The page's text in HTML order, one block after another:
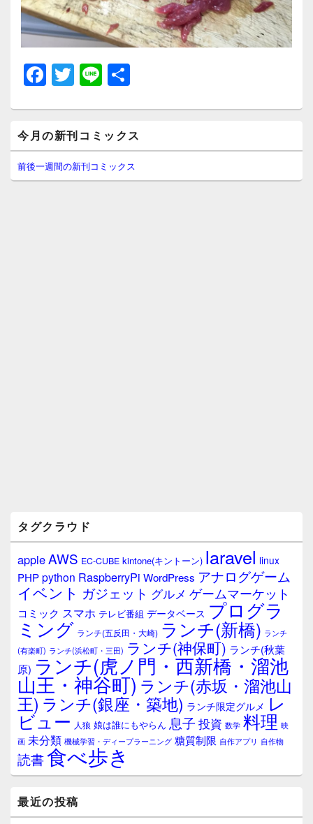
F
a
c
e
b
o
T
wi
tt
er
Li
n
e
イ
ン
サ
イ
今月の新刊コミックス
前後一週間の新刊コミックス
タグクラウド
appleAWS EC-CUBE kintone(キントーン) laravel linux
PHPpython RaspberryPi WordPress アナログゲーム
イベント ガジェット グルメ ゲームマーケット
コミック スマホ テレビ番組 データベース プログラ
ミング ランチ(五反田・大崎) ランチ(新橋) ランチ
(有楽町) ランチ(浜松町・三田) ランチ(神保町) ランチ(秋葉
原) ランチ(虎ノ門・西新橋・溜池
山王・神谷町) ランチ(赤坂・溜池山
王) ランチ(銀座・築地) ランチ限定グルメ レ
ビュー 人狼 娘は誰にもやらん 息子 投資 数学 料理 映
画 未分類 機械学習・ディープラーニング 糖質制限 自作アプリ 自作物
読書食べ歩き
最近の投稿